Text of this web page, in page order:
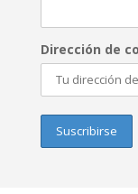
Dirección de